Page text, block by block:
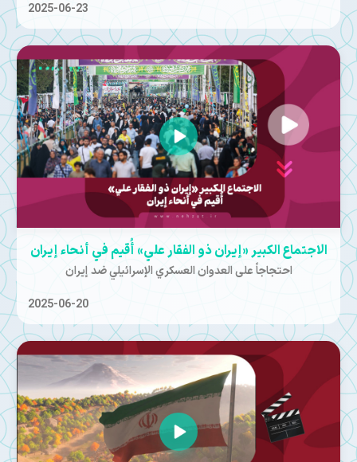
2025-06-23
الاجتماع الكبير «إيران ذو الفقار علي» أُقيم في أنحاء إيران
احتجاجاً على العدوان العسكري الإسرائيلي ضد إيران
2025-06-20